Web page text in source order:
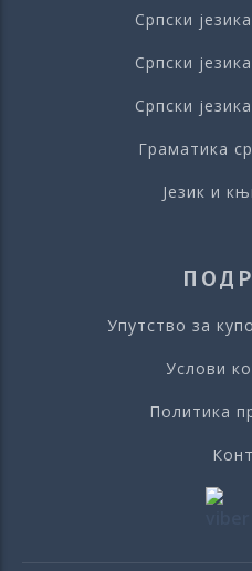
Српски
Српски
Српски
Граматика
Језик и
Упутство за
Услови
Политика